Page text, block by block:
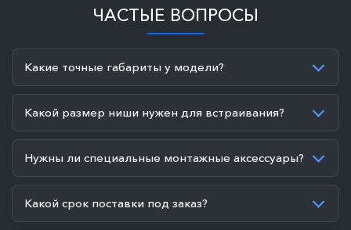
ЧАСТЫЕ ВОПРОСЫ
Какие точные габариты у модели?
Какой размер ниши нужен для встраивания?
Нужны ли специальные монтажные аксессуары?
Какой срок поставки под заказ?